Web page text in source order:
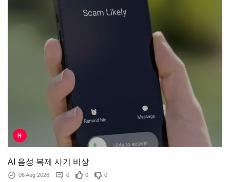
H
AI 음성 복제 사기 비상
06 Aug 2026 0 0 0